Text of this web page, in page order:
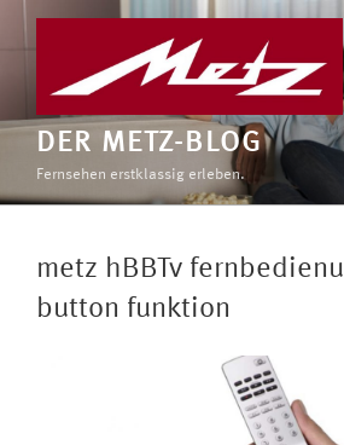
DER METZ-BLOG
Fernsehen erstklassig erleben.
metz hBBTv
button funktion